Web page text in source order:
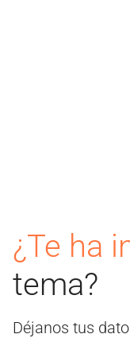
¿Te ha
tema?
Déjanos tus